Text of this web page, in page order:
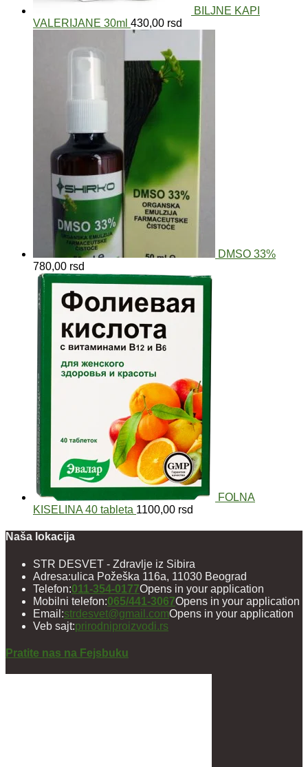
BILJNE KAPI
VALERIJANE 30ml 430,00 rsd
DMSO 33%
780,00 rsd
FOLNA
KISELINA 40 tableta 1100,00 rsd
Naša lokacija
STR DESVET - Zdravlje iz Sibira
Adresa:ulica Požeška 116a, 11030 Beograd
Telefon:011-354-0177Opens in your application
Mobilni telefon:065/441-3067Opens in your application
Email:strdesvet@gmail.comOpens in your application
Veb sajt:prirodniproizvodi.rs
Pratite nas na Fejsbuku